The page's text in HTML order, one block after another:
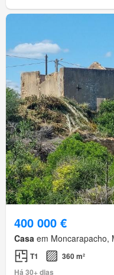
400 000 €
Casa em Moncarapacho,
T1
360 m²
Há 30+ dias